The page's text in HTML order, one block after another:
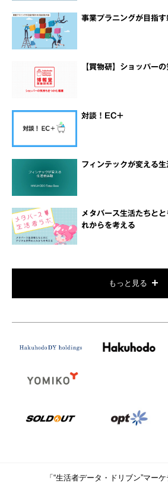
事業プラニングが目指
【買物研】ショッパー
対談！EC+
フィンテックが変える
メタバース生活たちと
れからを考える
もっと見る
「“生活者データ・ドリブン”マー